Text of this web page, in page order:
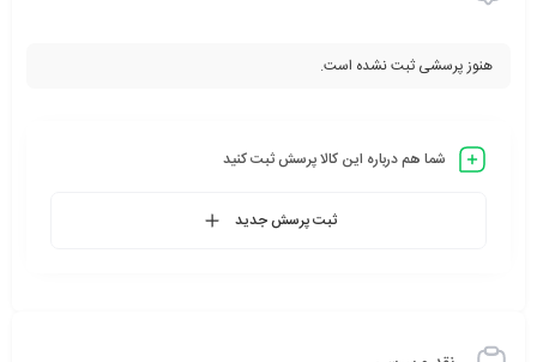
هنوز پرسشی ثبت نشده است.
شما هم درباره این کالا پرسش ثبت کنید
ثبت پرسش جدید